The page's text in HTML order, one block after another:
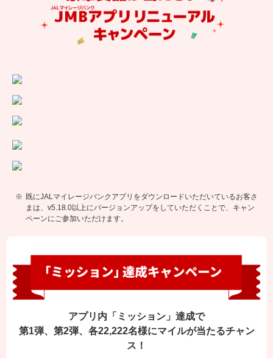
既にJALマイレージバンクアプリをダウンロードいただいているお客さ
まは、v5.18.0以上にバージョンアップをしていただくことで、キャン
ペーンにご参加いただけます。
アプリ内「ミッション」達成で
第1弾、第2弾、各22,222名様にマイルが当たるチャン
ス！